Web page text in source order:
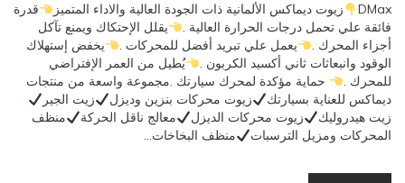
DMax زيوت ديماكس الألمانية ذات الجودة العالية والاداء المتميز
قدرة
فائقة علي تحمل درجات الحرارة العالية .
يقلل الإحتكاك ويمنع تآكل
أجزاء المحرك .
يعمل علي تبريد أفضل للمحركات .
يخفض إستهلاك
الوقود وانبعاثات ثاني أكسيد الكربون .
يُطيل من العمر الإفتراضي
للمحرك .
حماية مؤكدة لمحرك سيارتك .مجموعة واسعة من منتجات
ديماكس للعناية بسيارتك
زيوت محركات بنزين وديزل
زيت الجير
زيت هيدروليك
زيوت محركات الديزل معالج ناقل الحركة
منظف
المحركات ومزيل الترسبات
منظف البخاخات…